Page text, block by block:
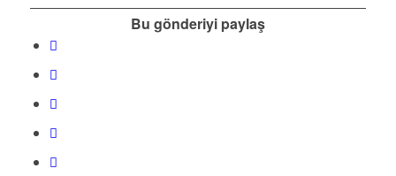
Bu gönderiyi paylaş